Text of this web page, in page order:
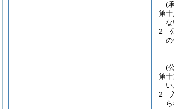
(
第
な
2
(
第
い
2
ら